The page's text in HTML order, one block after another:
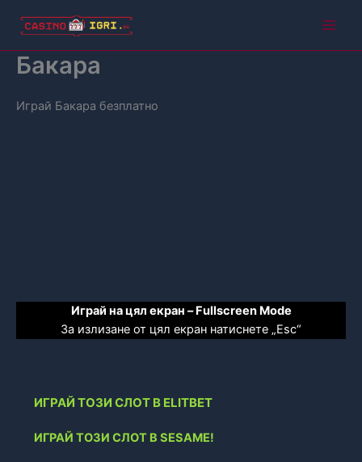
Бакара
Играй Бакара безплатно
Играй на цял екран – Fullscreen Mode
За излизане от цял екран натиснете „Esc“
ИГРАЙ ТОЗИ СЛОТ В ELITBET
ИГРАЙ ТОЗИ СЛОТ В SESAME!